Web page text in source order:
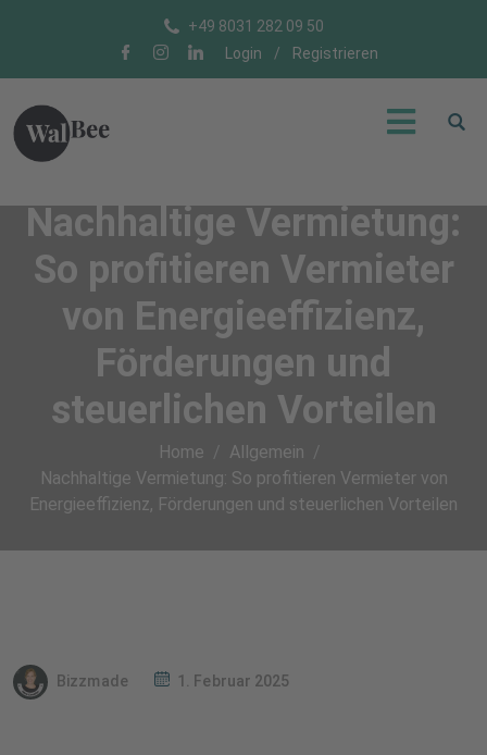
+49 8031 282 09 50
Login
/ Registrieren
Nachhaltige Vermietung:
So profitieren Vermieter
von Energieeffizienz,
Förderungen und
steuerlichen Vorteilen
Home
Allgemein
Nachhaltige Vermietung: So profitieren Vermieter von
Energieeffizienz, Förderungen und steuerlichen Vorteilen
Bizzmade 1. Februar 2025